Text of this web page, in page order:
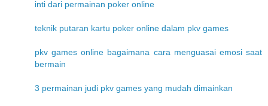
inti dari permainan poker online
teknik putaran kartu poker online dalam pkv games
pkv games online bagaimana cara menguasai emosi saat
bermain
3 permainan judi pkv games yang mudah dimainkan